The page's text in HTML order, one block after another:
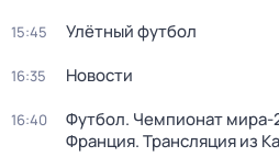
15:45 Улётный футбол
16:35 Новости
16:40
Футбол. Чемпионат мира-
Франция. Трансляция из